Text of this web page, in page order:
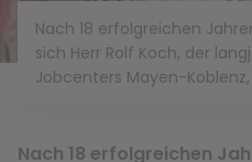
Nach 18 erfolgreichen
sich Herr Rolf Koch, der
Jobcenters Mayen-
Nach 18 erfolgreichen